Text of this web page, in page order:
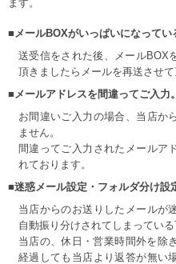
ます。
■メールBOXがいっぱいになってい
送受信をされた後、メールBOX
頂きましたらメールを再送させて
■メールアドレスを間違ってご入力。
お間違いご入力の場合、当店か
ません。
間違ってご入力されたメールア
れております。
■迷惑メール設定・フォルダ分け設
当店からのお送りしたメールが
自動振り分けされてしまっている
当店の、休日・営業時間外を除
経過しても当店より返答が無い